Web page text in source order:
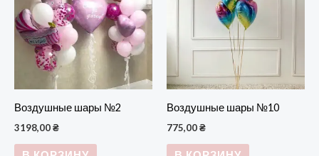
Воздушные шары №2
3198,00₴
Воздушные шары №10
775,00₴